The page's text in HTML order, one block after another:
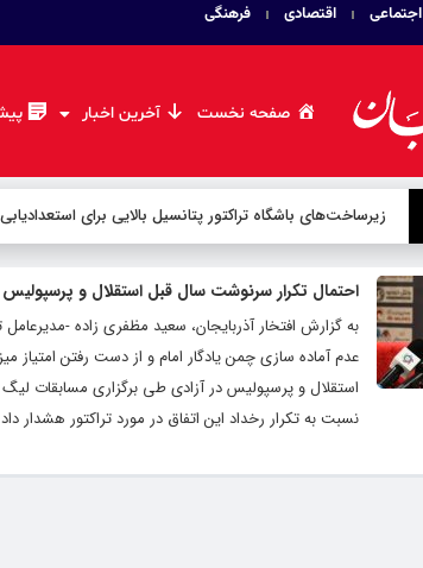
اجتماعی اقتصادی فرهنگی
صفحه نخست آخرین اخبار
زیرساخت‌های باشگاه تراکتور پتانسیل بالایی برای
احتمال تکرار سرنوشت سال قبل استقلال و پرسپولیس
به گزارش افتخار آذربایجان، سعید مظفری زاده -مدیرعامل
عدم آماده سازی چمن یادگار امام و از دست رفتن امتیاز
استقلال و پرسپولیس در آزادی طی برگزاری مسابقات
نسبت به تکرار رخداد این اتفاق در مورد تراکتور هشدار